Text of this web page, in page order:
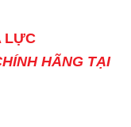
LỰC
HÃNG TẠI